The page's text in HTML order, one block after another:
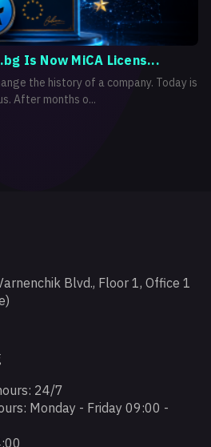
Is Now MiCA Licens...
the history of a company. Today is
After months o...
Blvd., Floor 1, Office 1
24/7
Monday - Friday 09:00 -